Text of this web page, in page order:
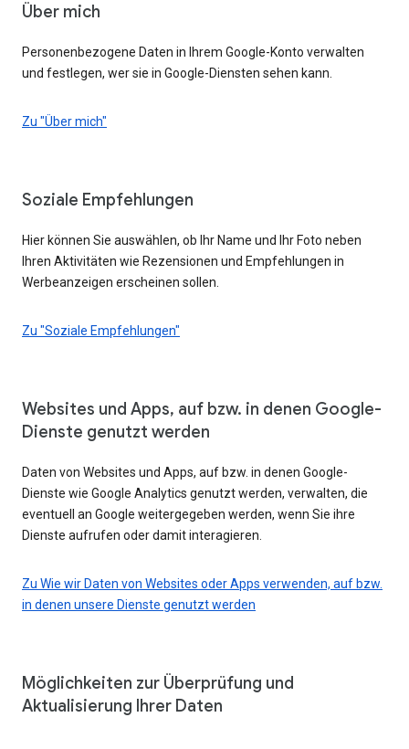
Über mich
Personenbezogene Daten in Ihrem Google-Konto verwalten
und festlegen, wer sie in Google-Diensten sehen kann.
Zu "Über mich"
Soziale Empfehlungen
Hier können Sie auswählen, ob Ihr Name und Ihr Foto neben
Ihren Aktivitäten wie Rezensionen und Empfehlungen in
Werbeanzeigen erscheinen sollen.
Zu "Soziale Empfehlungen"
Websites und Apps, auf bzw. in denen Google-
Dienste genutzt werden
Daten von Websites und Apps, auf bzw. in denen Google-
Dienste wie Google Analytics genutzt werden, verwalten, die
eventuell an Google weitergegeben werden, wenn Sie ihre
Dienste aufrufen oder damit interagieren.
Zu Wie wir Daten von Websites oder Apps verwenden, auf bzw.
in denen unsere Dienste genutzt werden
Möglichkeiten zur Überprüfung und
Aktualisierung Ihrer Daten